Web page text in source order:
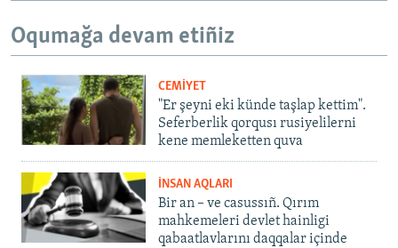
Oqumağa devam etiñiz
CEMİYET
"Er şeyni eki künde taşlap kettim".
Seferberlik qorqusı rusiyelilerni
kene memleketten quva
İNSAN AQLARI
Bir an – ve casussıñ. Qırım
mahkemeleri devlet hainligi
qabaatlavlarını daqqalar içinde